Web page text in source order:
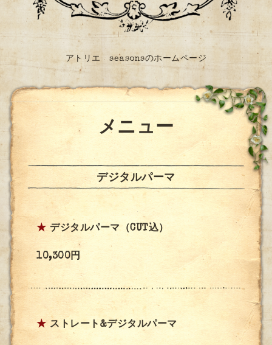
アトリエ seasonsのホームページ
メニュー
デジタルパーマ
★ デジタルパーマ（CUT込）
10,300円
★ ストレート&デジタルパーマ